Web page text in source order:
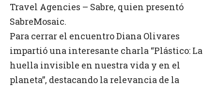
Travel Agencies – Sabre, quien presentó
SabreMosaic.
Para cerrar el encuentro Diana Olivares
impartió una interesante charla “Plástico: La
huella invisible en nuestra vida y en el
planeta”, destacando la relevancia de la